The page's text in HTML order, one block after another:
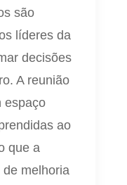
são
líderes da
decisões
A reunião
espaço
ao
que a
melhoria